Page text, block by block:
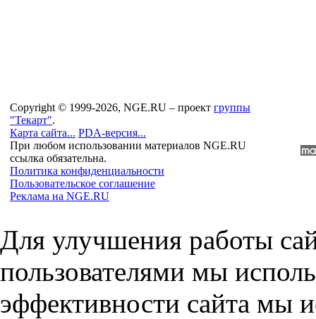
Copyright © 1999-2026, NGE.RU – проект группы
"Текарт".
Карта сайта... PDA-версия...
При любом использовании материалов NGE.RU
ссылка обязательна.
Политика конфиденциальности
Пользовательское соглашение
Реклама на NGE.RU
Для улучшения работы
пользователями мы
эффективности сайта мы